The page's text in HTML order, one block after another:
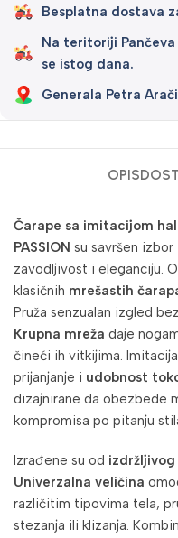
Besplatna dostava
Na teritoriji
se istog dana.
Generala Petra
OPIS
Čarape sa imitacijom
PASSION su savršen izbor
zavodljivost i eleganciju.
klasičnih mrešastih
Pruža senzualan izgled
Krupna mreža daje
čineći ih vitkijima.
prijanjanje i udobnost
dizajnirane da obezbede
kompromisa po pitanju
Izrađene su od
Univerzalna veličina
različitim tipovima tela,
stezanja ili klizanja.